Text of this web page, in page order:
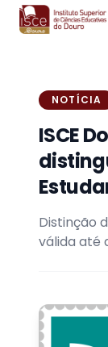
NOTÍCIA
ISCE
Distinção
válida até